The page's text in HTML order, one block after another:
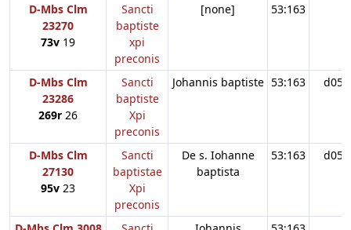
D-Mbs Clm
23270
73v 19
Sancti
baptiste
xpi
preconis
[none] 53:163
D-Mbs Clm
23286
269r 26
Sancti
baptiste
Xpi
preconis
Johannis baptiste 53:163 d05
D-Mbs Clm
27130
95v 23
Sancti
baptistae
Xpi
preconis
De s. Iohanne
baptista
53:163 d05